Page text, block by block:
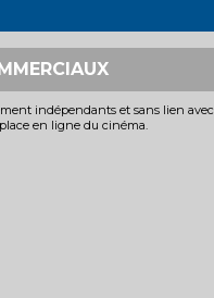
indépendants et sans lien avec
en ligne du cinéma.